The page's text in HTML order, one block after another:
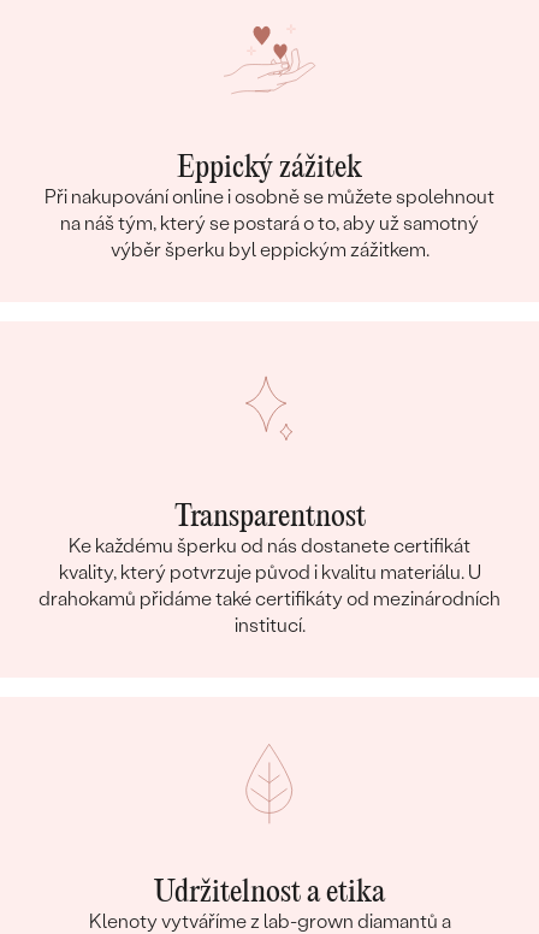
Eppický zážitek
Při nakupování online i osobně se můžete spolehnout
na náš tým, který se postará o to, aby už samotný
výběr šperku byl eppickým zážitkem.
Transparentnost
Ke každému šperku od nás dostanete certifikát
kvality, který potvrzuje původ i kvalitu materiálu. U
drahokamů přidáme také certifikáty od mezinárodních
institucí.
Udržitelnost a etika
Klenoty vytváříme z lab-grown diamantů a